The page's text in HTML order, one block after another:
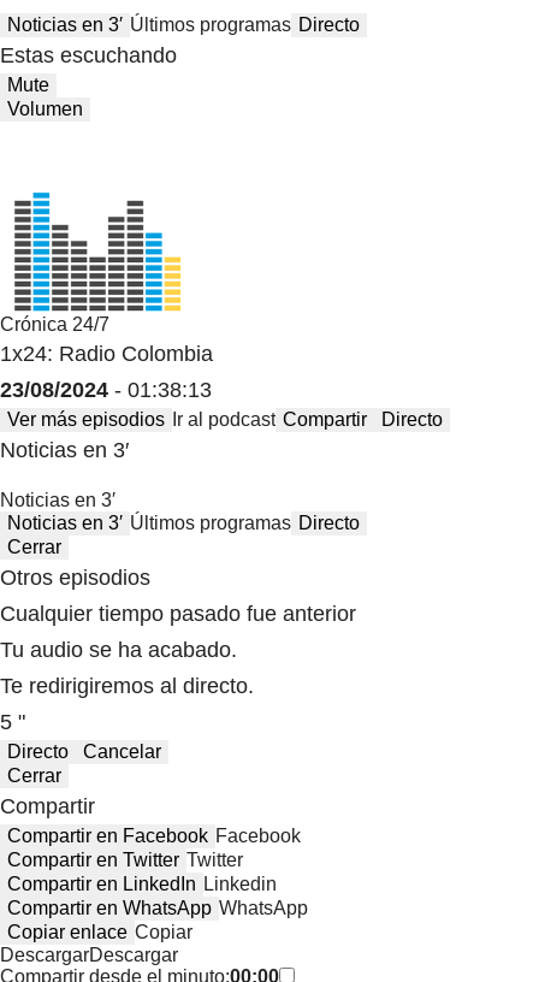
Noticias en 3′ Últimos programas Directo
Estas escuchando
Mute
Volumen
Crónica 24/7
1x24: Radio Colombia
23/08/2024 - 01:38:13
Ver más episodios Ir al podcast Compartir Directo
Noticias en 3′
Noticias en 3′
Noticias en 3′ Últimos programas Directo
Cerrar
Otros episodios
Cualquier tiempo pasado fue anterior
Tu audio se ha acabado.
Te redirigiremos al directo.
5 "
Directo
Cancelar
Cerrar
Compartir
Compartir en Facebook Facebook
Compartir en Twitter Twitter
Compartir en LinkedIn Linkedin
Compartir en WhatsApp WhatsApp
Copiar enlace Copiar
DescargarDescargar
Compartir desde el minuto:00:00